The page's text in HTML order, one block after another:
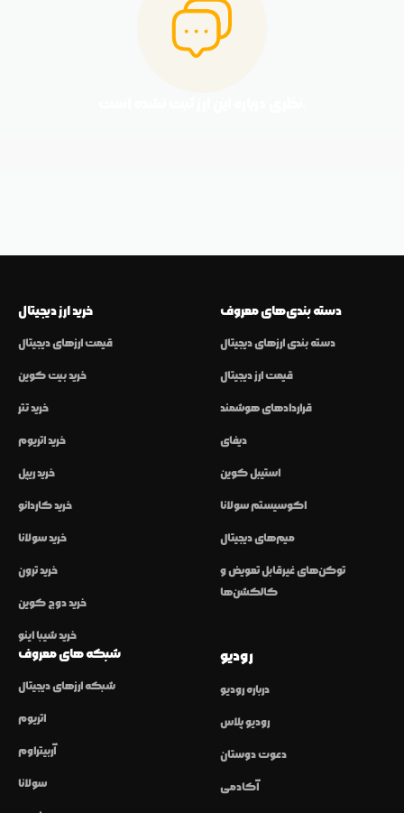
خرید ارز دیجیتال
قیمت ارزهای دیجیتال
خرید بیت کوین
خرید تتر
خرید اتریوم
خرید ریپل
خرید کاردانو
خرید سولانا
خرید ترون
خرید دوج کوین
خرید شیبا اینو
دسته بندی‌های معروف
دسته بندی ارزهای دیجیتال
قیمت ارز دیجیتال
قراردادهای هوشمند
دیفای
استیبل کوین
اکوسیستم سولانا
میم‌های دیجیتال
توکن‌های غیرقابل تعویض و
کالکشن‌ها
شبکه های معروف
شبکه ارزهای دیجیتال
اتریوم
آربیتراوم
سولانا
رودیو
درباره رودیو
رودیو پلاس
دعوت دوستان
آکادمی